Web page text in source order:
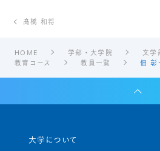
髙橋 和将
HOME 学部・大学院 文学
教育コース
教員一覧 佃 彰
大学について